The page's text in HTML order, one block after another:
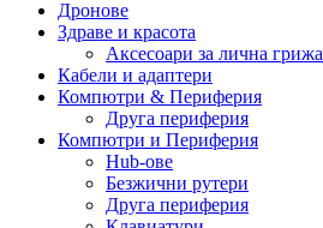
Дронове
Здраве и красота
Аксесоари за лична грижа
Кабели и адаптери
Компютри & Периферия
Друга периферия
Компютри и Периферия
Hub-ове
Безжични рутери
Друга периферия